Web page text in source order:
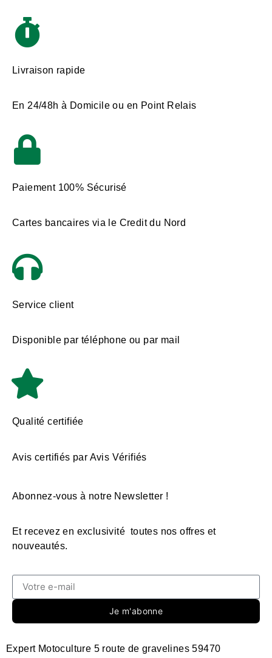
Livraison rapide
En 24/48h à Domicile ou en Point Relais
Paiement 100% Sécurisé
Cartes bancaires via le Credit du Nord
Service client
Disponible par téléphone ou par mail
Qualité certifiée
Avis certifiés par Avis Vérifiés
Abonnez-vous à notre Newsletter !
Et recevez en exclusivité toutes nos offres et
nouveautés.
Je m'abonne
Expert Motoculture 5 route de gravelines 59470